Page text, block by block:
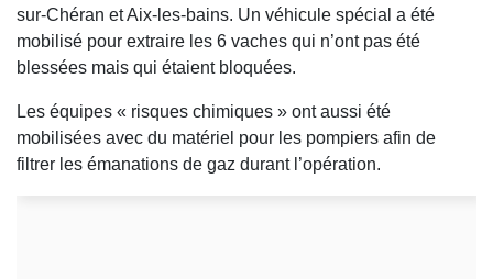
sur-Chéran et Aix-les-bains. Un véhicule spécial a été
mobilisé pour extraire les 6 vaches qui n’ont pas été
blessées mais qui étaient bloquées.
Les équipes « risques chimiques » ont aussi été
mobilisées avec du matériel pour les pompiers afin de
filtrer les émanations de gaz durant l’opération.